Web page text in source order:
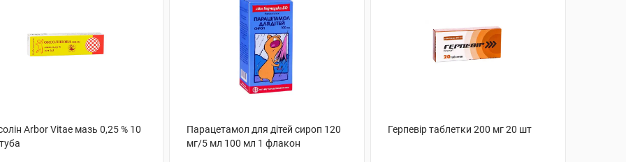
Arbor Vitae мазь 0,25 % 10
Парацетамол для дітей сироп 120
мг/5 мл 100 мл 1 флакон
Герпевір таблетки 200 мг 20 шт